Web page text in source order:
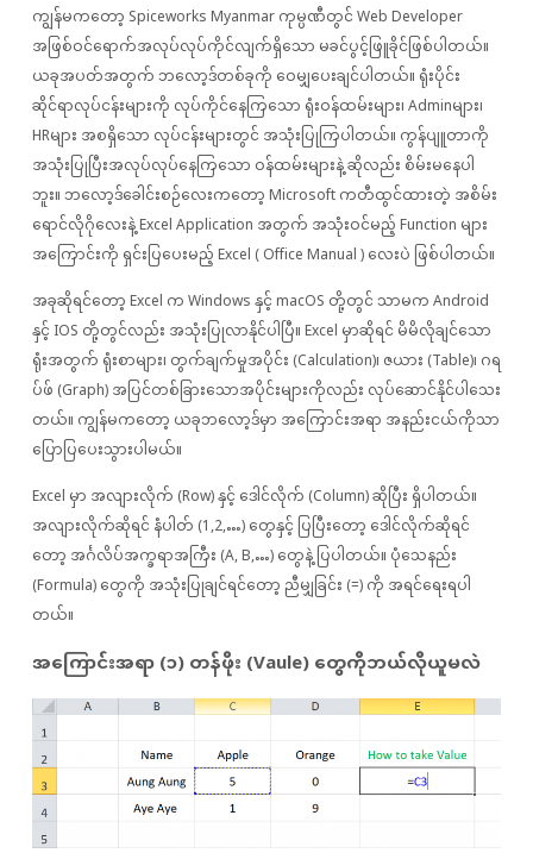
ကျွန်မကတော့ Spiceworks Myanmar ကုမ္ပဏီတွင် Web Developer
အဖြစ်ဝင်ရောက်အလုပ်လုပ်ကိုင်လျက်ရှိသော မခင်ပွင့်ဖြူခိုင်ဖြစ်ပါတယ်။
ယခုအပတ်အတွက် ဘလော့ဒ်တစ်ခုကို ဝေမျှပေးချင်ပါတယ်။ ရုံးပိုင်း
ဆိုင်ရာလုပ်ငန်းများကို လုပ်ကိုင်နေကြသော ရုံးဝန်ထမ်းများ၊ Adminများ၊
HRများ အစရှိသော လုပ်ငန်းများတွင် အသုံးပြုကြပါတယ်။ ကွန်ပျူတာကို
အသုံးပြုပြီးအလုပ်လုပ်နေကြသော ဝန်ထမ်းများနဲ့ ဆိုလည်း စိမ်းမနေပါ
ဘူး။ ဘလော့ဒ်ခေါင်းစဉ်လေးကတော့ Microsoft ကတီထွင်ထားတဲ့ အစိမ်း
ရောင်လိုဂိုလေးနဲ့ Excel Application အတွက် အသုံးဝင်မည့် Function များ
အကြောင်းကို ရှင်းပြပေးမည့် Excel ( Office Manual ) လေးပဲ ဖြစ်ပါတယ်။
အခုဆိုရင်တော့ Excel က Windows နှင့် macOS တို့တွင် သာမက Android
နှင့် IOS တို့တွင်လည်း အသုံးပြုလာနိုင်ပါပြီ။ Excel မှာဆိုရင် မိမိလိုချင်သော
ရုံးအတွက် ရုံးစာများ၊ တွက်ချက်မှုအပိုင်း (Calculation)၊ ဇယား (Table)၊ ဂရ
ပ်ဖ် (Graph) အပြင်တစ်ခြားသောအပိုင်းများကိုလည်း လုပ်ဆောင်နိုင်ပါသေး
တယ်။ ကျွန်မကတော့ ယခုဘလော့ဒ်မှာ အကြောင်းအရာ အနည်းငယ်ကိုသာ
ပြောပြပေးသွားပါမယ်။
Excel မှာ အလျားလိုက် (Row) နှင့် ဒေါင်လိုက် (Column) ဆိုပြီး ရှိပါတယ်။
အလျားလိုက်ဆိုရင် နံပါတ် (1,2,…) တွေနှင့် ပြပြီးတော့ ဒေါင်လိုက်ဆိုရင်
တော့ အင်္ဂလိပ်အက္ခရာအကြီး (A, B,…) တွေနဲ့ ပြပါတယ်။ ပုံသေနည်း
(Formula) တွေကို အသုံးပြုချင်ရင်တော့ ညီမျှခြင်း (=) ကို အရင်ရေးရပါ
တယ်။
အကြောင်းအရာ (၁) တန်ဖိုး (Vaule) တွေကိုဘယ်လိုယူမလဲ